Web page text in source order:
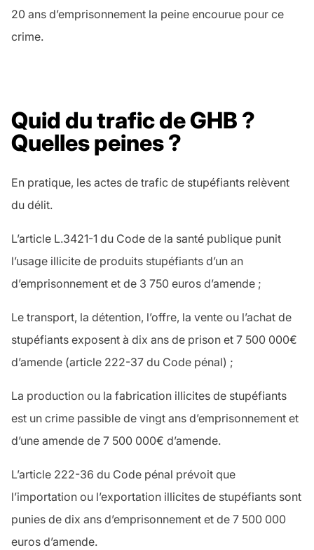
20 ans d’emprisonnement la peine encourue pour ce
crime.
Quid du trafic de GHB ?
Quelles peines ?
En pratique, les actes de trafic de stupéfiants relèvent
du délit.
L’article L.3421-1 du Code de la santé publique punit
l’usage illicite de produits stupéfiants d’un an
d’emprisonnement et de 3 750 euros d’amende ;
Le transport, la détention, l’offre, la vente ou l’achat de
stupéfiants exposent à dix ans de prison et 7 500 000€
d’amende (article 222-37 du Code pénal) ;
La production ou la fabrication illicites de stupéfiants
est un crime passible de vingt ans d’emprisonnement et
d’une amende de 7 500 000€ d’amende.
L’article 222-36 du Code pénal prévoit que
l’importation ou l’exportation illicites de stupéfiants sont
punies de dix ans d’emprisonnement et de 7 500 000
euros d’amende.